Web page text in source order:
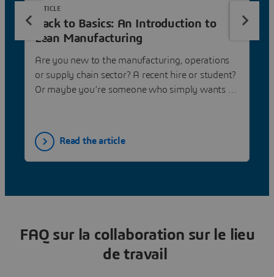
Back to Basics: An Introduction to
Lean Manufacturing
Are you new to the manufacturing, operations
or supply chain sector? A recent hire or student?
Or maybe you’re someone who simply wants a
aptly titled, “Back to Basics.” The series focuses
on a myriad of topics, answering the most basic
of questions. Check it out!
ARTICLE
Read the article
FAQ sur la collaboration sur le lieu
de travail